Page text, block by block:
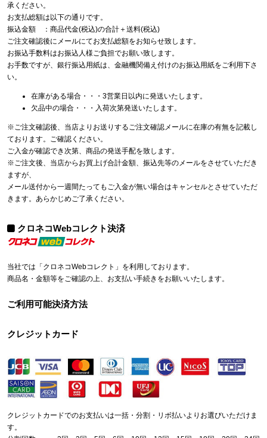
承ください。
お支払総額は以下の通りです。
振込金額 ：商品代金(税込)の合計＋送料(税込)
ご注文確認後にメールにてお支払総額をお知らせ致します。
お振込手数料はお振込人様ご負担でお願い致します。
お手数ですが、銀行振込用紙は、金融機関備え付けのお振込用紙をご利用下さ
い。
在庫がある場合・・・3営業日以内に発送いたします。
欠品中の場合・・・入荷次第発送いたします。
※ご注文確認後、当店よりお送りするご注文確認メールに在庫の有無を記載し
ております。ご確認ください。
ご入金が確認でき次第、商品の発送手配を致します。
※ご注文後、当店からお買上げ合計金額、振込先等のメールをさせていただき
ますが、
メール送付から一週間たってもご入金が無い場合はキャンセルとさせていただ
きます。あらかじめご了承ください。
クロネコWebコレクト決済
当社では「クロネコWebコレクト」を利用しております。
商品名・金額等をご確認の上、お支払い手続きをお願いいたします。
ご利用可能決済方法
クレジットカード
クレジットカードでのお支払いは一括・分割・リボ払いよりお選びいただけま
す。